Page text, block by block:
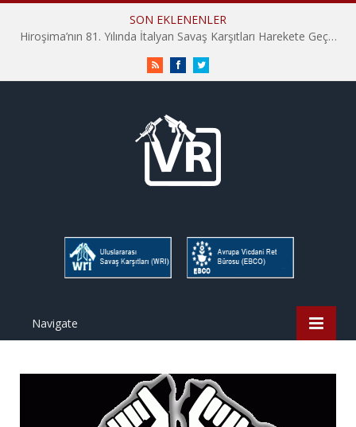
SON EKLENENLER
Hiroşima’nın 81. Yılında İtalyan Savaş Karşıtları Harekete Geçti: “Hatırlamak yeterli değil”
RSS FacebookTwitter
Navigate